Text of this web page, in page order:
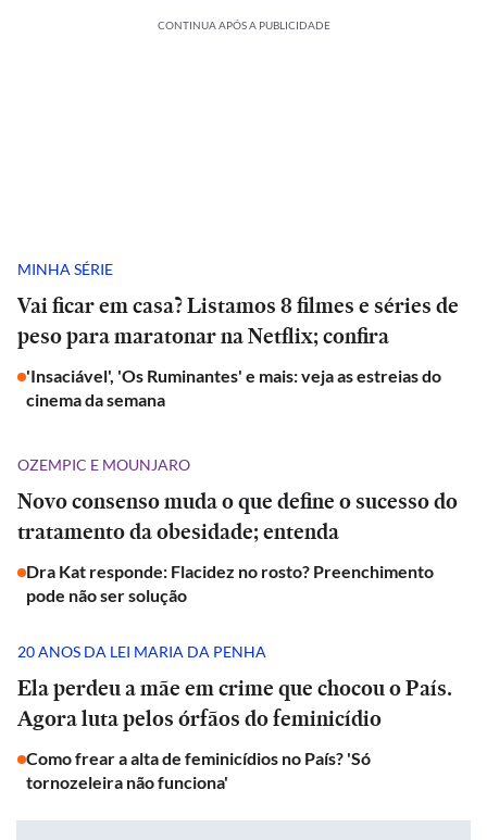
CONTINUA APÓS A PUBLICIDADE
MINHA SÉRIE
Vai ficar em casa? Listamos 8 filmes e séries de
peso para maratonar na Netflix; confira
'Insaciável', 'Os Ruminantes' e mais: veja as estreias do
cinema da semana
OZEMPIC E MOUNJARO
Novo consenso muda o que define o sucesso do
tratamento da obesidade; entenda
Dra Kat responde: Flacidez no rosto? Preenchimento
pode não ser solução
20 ANOS DA LEI MARIA DA PENHA
Ela perdeu a mãe em crime que chocou o País.
Agora luta pelos órfãos do feminicídio
Como frear a alta de feminicídios no País? 'Só
tornozeleira não funciona'